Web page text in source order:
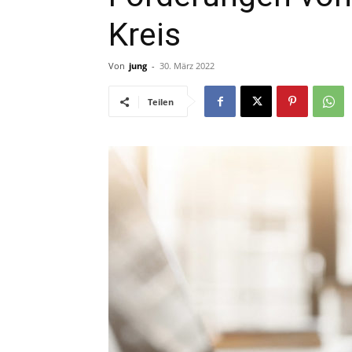
Kreis
Von jung - 30. März 2022
Teilen